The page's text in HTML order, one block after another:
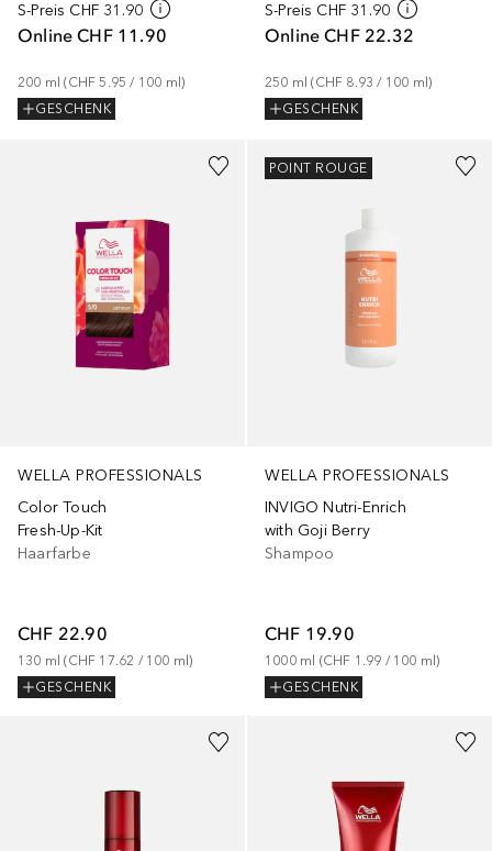
S-Preis CHF 31.90
Online CHF 11.90
200 ml (CHF 5.95 / 100 ml)
GESCHENK
S-Preis CHF 31.90
Online CHF 22.32
250 ml (CHF 8.93 / 100 ml)
GESCHENK
WELLA PROFESSIONALS
Color Touch
Fresh-Up-Kit
Haarfarbe
CHF 22.90
130 ml (CHF 17.62 / 100 ml)
GESCHENK
+5
WELLA PROFESSIONALS
INVIGO Nutri-Enrich
with Goji Berry
Shampoo
CHF 19.90
1000 ml (CHF 1.99 / 100 ml)
GESCHENK
POINT ROUGE